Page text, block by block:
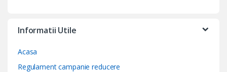
Informatii Utile
Acasa
Regulament campanie reducere